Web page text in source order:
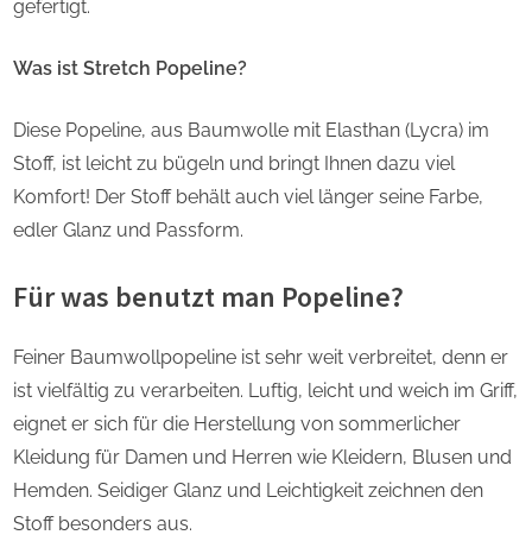
gefertigt.
Was ist Stretch Popeline?
Diese Popeline, aus Baumwolle mit Elasthan (Lycra) im
Stoff, ist leicht zu bügeln und bringt Ihnen dazu viel
Komfort! Der Stoff behält auch viel länger seine Farbe,
edler Glanz und Passform.
Für was benutzt man Popeline?
Feiner Baumwollpopeline ist sehr weit verbreitet, denn er
ist vielfältig zu verarbeiten. Luftig, leicht und weich im Griff,
eignet er sich für die Herstellung von sommerlicher
Kleidung für Damen und Herren wie Kleidern, Blusen und
Hemden. Seidiger Glanz und Leichtigkeit zeichnen den
Stoff besonders aus.